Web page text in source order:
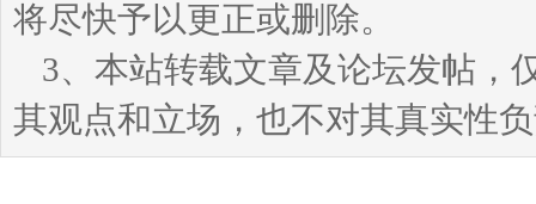
将尽快予以更正或删除。
3、本站转载文章及论坛发帖，
其观点和立场，也不对其真实性